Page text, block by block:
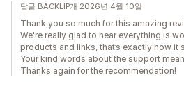
답글 BACKLIP개 2026년 4월 10일
Thank you so much for this amazing
We're really glad to hear everything is
products and links, that’s exactly how it
Your kind words about the support
Thanks again for the recommendation!